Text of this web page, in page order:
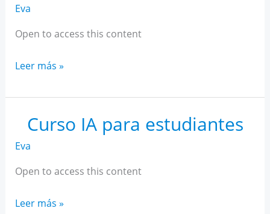
Eva
Open to access this content
Historia
Rendimiento
Andalucía
octubre
Leer más »
Curso IA para estudiantes
Eva
Open to access this content
Curso
Leer más »